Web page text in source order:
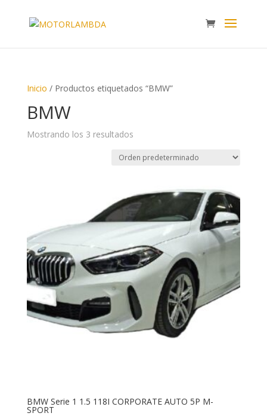
Inicio / Productos etiquetados “BMW”
BMW
Mostrando los 3 resultados
BMW Serie 1 1.5 118I CORPORATE AUTO 5P M-
SPORT